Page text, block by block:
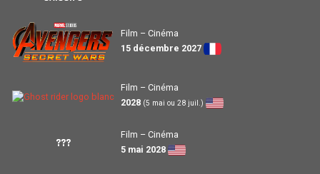
Film – Cinéma
15 décembre 2027
Film – Cinéma
2028 (5 mai ou 28 juil.)
???
Film – Cinéma
5 mai 2028